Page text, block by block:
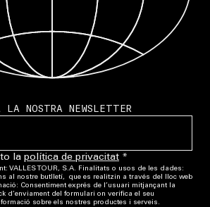
NOSTRA NEWSLETTER
la política de privacitat *
VALLES TOUR, S.A. Finalitats o usos de les dades:
al nostre butlletí, que es realitzin a través del lloc web
Consentiment exprés de l’usuari mitjançant la
d’enviament del formulari on verifica el seu
sobre els nostres productes i serveis.